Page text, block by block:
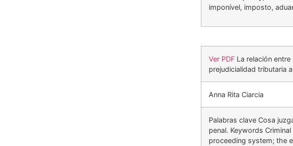
imponível, imposto,
Ver PDFLa relación entre
prejudicialidad tributaria
Anna Rita Ciarcia
Palabras clave Cosa
penal. Keywords
proceeding system; the